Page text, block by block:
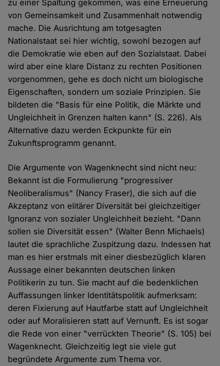
zu einer Spaltung gekommen, was eine Erneuerung
von Gemeinsamkeit und Zusammenhalt notwendig
mache. Die Ausrichtung am totgesagten
Nationalstaat sei hier wichtig, sowohl bezogen auf
die Demokratie wie eben auf den Sozialstaat. Dabei
wird aber eine klare Distanz zu rechten Positionen
vorgenommen, gehe es doch nicht um biologische
Eigenschaften, sondern um soziale Prinzipien. Sie
bildeten die "Basis für eine Politik, die Märkte und
Ungleichheit in Grenzen halten kann" (S. 226). Als
Alternative dazu werden Eckpunkte für ein
Zukunftsprogramm genannt.
Die Argumente von Wagenknecht sind nicht neu:
Bekannt ist die Formulierung "progressiver
Neoliberalismus" (Nancy Fraser), die sich auf die
Akzeptanz von elitärer Diversität bei gleichzeitiger
Ignoranz von sozialer Ungleichheit bezieht. "Dann
sollen sie Diversität essen" (Walter Benn Michaels)
lautet die sprachliche Zuspitzung dazu. Indessen hat
man es hier erstmals mit einer diesbezüglich klaren
Aussage einer bekannten deutschen linken
Politikerin zu tun. Sie macht auf die bedenklichen
Auffassungen linker Identitätspolitik aufmerksam:
deren Fixierung auf Hautfarbe statt auf Ungleichheit
oder auf Moralisieren statt auf Vernunft. Es ist sogar
die Rede von einer "verrückten Theorie" (S. 105) bei
Wagenknecht. Gleichzeitig legt sie viele gut
begründete Argumente zum Thema vor.